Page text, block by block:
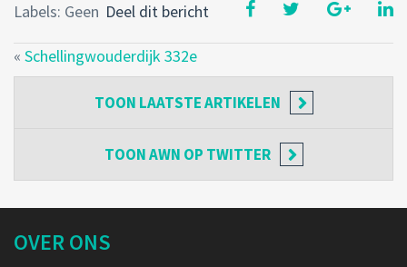
Deel dit bericht
Labels: Geen
« Schellingwouderdijk 332e
TOON LAATSTE ARTIKELEN
TOONAWN OP TWITTER
OVER ONS